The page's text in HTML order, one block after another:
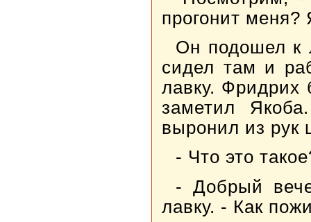
прогонит
Он подошел к
сидел там и
лавку. Фридрих
заметил
выронил из рук
- Что это
- Добрый
лавку. - Как